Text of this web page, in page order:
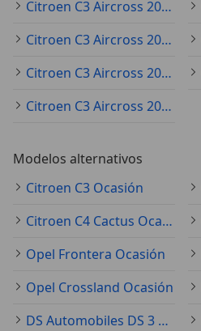
Citroen C3 Aircross 2022
Citroen C3 Aircross 2021
Citroen C3 Aircross 2020
Citroen C3 Aircross 2026
Modelos alternativos
Citroen C3 Ocasión
Citroen C4 Cactus Ocasión
Opel Frontera Ocasión
Opel Crossland Ocasión
DS Automobiles DS 3 Ocasión